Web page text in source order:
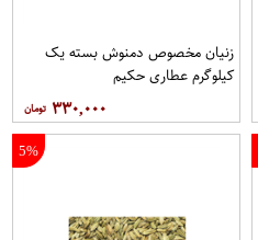
زنیان مخصوص دمنوش بسته یک
کیلوگرم عطاری حکیم
۳۳۰,۰۰۰
5%